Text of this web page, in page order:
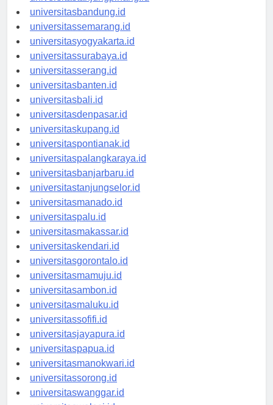
universitastanjungpinang.id
universitasbandung.id
universitassemarang.id
universitasyogyakarta.id
universitassurabaya.id
universitasserang.id
universitasbanten.id
universitasbali.id
universitasdenpasar.id
universitaskupang.id
universitaspontianak.id
universitaspalangkaraya.id
universitasbanjarbaru.id
universitastanjungselor.id
universitasmanado.id
universitaspalu.id
universitasmakassar.id
universitaskendari.id
universitasgorontalo.id
universitasmamuju.id
universitasambon.id
universitasmaluku.id
universitassofifi.id
universitasjayapura.id
universitaspapua.id
universitasmanokwari.id
universitassorong.id